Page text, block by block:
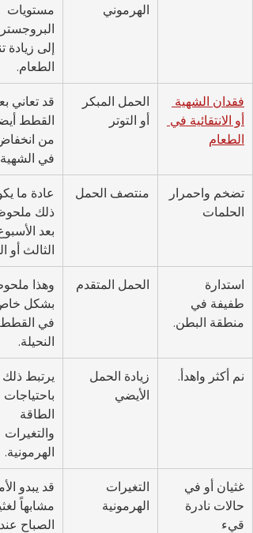
الهرموني
مستويات
إلى زيادة
الطعام.
فقدان الشهية
أو الانتقائية في
الطعام
الحمل المبكر
أو التوتر
قد تعاني
القطط
من
في
تضخم واحمرار
الحلمات
منتصف الحمل
عادة ما
ذلك
بعد
الثالث أو
استدارة
طفيفة في
منطقة البطن.
الحمل المتقدم
وهذا
بشكل
في
النحيلة.
نم أكثر واهدأ.
زيادة الحمل
الأيضي
يرتبط ذلك
باحتياجات
الطاقة
والتغيرات
الهرمونية.
غثيان أو في
حالات نادرة
قيء
التغيرات
الهرمونية
قد يبدو
مشابهاً
الصباح